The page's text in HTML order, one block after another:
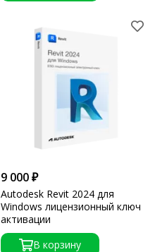
9 000 ₽
Autodesk Revit 2024 для
Windows лицензионный ключ
активации
В корзину